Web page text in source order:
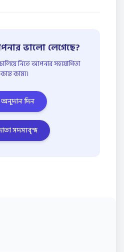
ভালো লেগেছে?
নিতে আপনার সহযোগিতা
কাম্য।
অনুদান দিন
সদস্যবৃন্দ